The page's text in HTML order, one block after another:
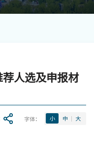
人选及申报材
字体： 小 中 大